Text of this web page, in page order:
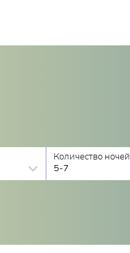
Количество ночей
5-7